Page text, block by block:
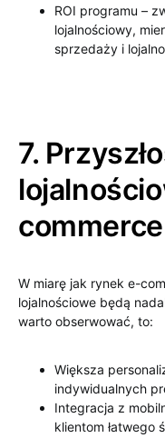
ROI programu –
lojalnościowy,
sprzedaży i
7.
commerce
W miarę jak rynek e-
lojalnościowe będą
warto obserwować, to:
Większa
indywidualnych
Integracja z
klientom łatwego